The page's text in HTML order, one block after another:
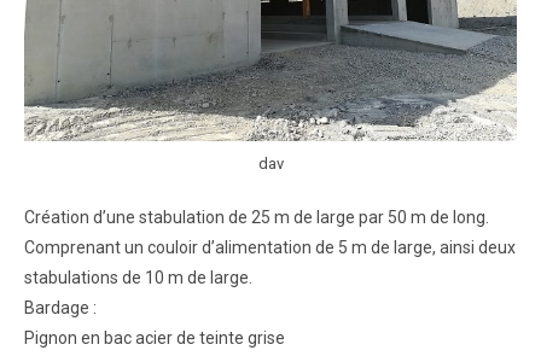
dav
Création d’une stabulation de 25 m de large par 50 m de long.
Comprenant un couloir d’alimentation de 5 m de large, ainsi deux
stabulations de 10 m de large.
Bardage :
Pignon en bac acier de teinte grise